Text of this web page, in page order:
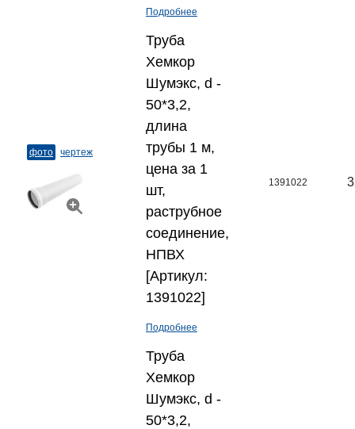
Подробнее
фото чертеж
Труба
Хемкор
Шумэкс, d -
50*3,2,
длина
трубы 1 м,
цена за 1
шт,
раструбное
соединение,
НПВХ
[Артикул:
1391022]
Подробнее
1391022
Труба
Хемкор
Шумэкс, d -
50*3,2,